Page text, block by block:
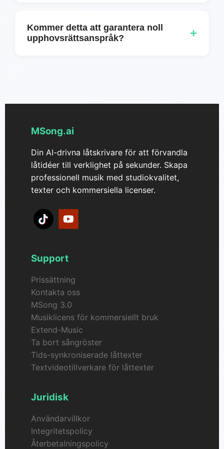
planlicens. Kontrollera dina MSong.ai-
licensdetaljer.
Kommer detta att garantera noll
upphovsrättsanspråk?
+
till att stödja dina rättigheter att använda
MSong.ai
Din AI-drivna låtskrivare för att förvandla
låtidéer till verklighet på sekunder. Skapa
professionell musik med studiokvalitet,
texter och kommersiella licenser.
Support
Prissättning
Kontakta oss
MSong 3.0
Musiklicens för kommersiellt bruk
Extend-Music
Ta bort sångröster
Tids-synkroniserade låttexter
Textvideotillverkare för låttexter
Juridisk
Användarvillkor
Integritetspolicy
Återbetalningspolicy